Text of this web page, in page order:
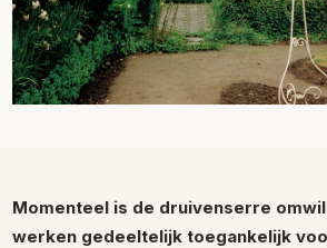
Momenteel is de druivenserre
werken gedeeltelijk toegankelijk